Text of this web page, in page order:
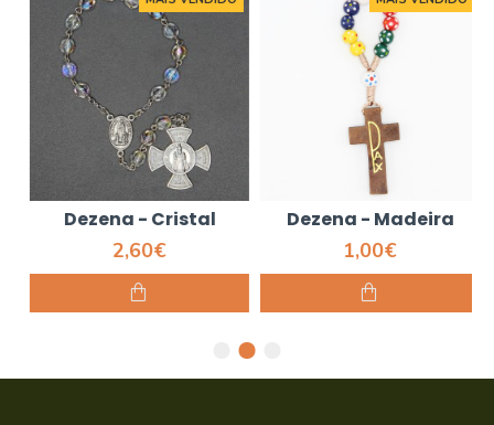
Dezena - Cristal
2,60€
Dezena - Madeira
1,00€